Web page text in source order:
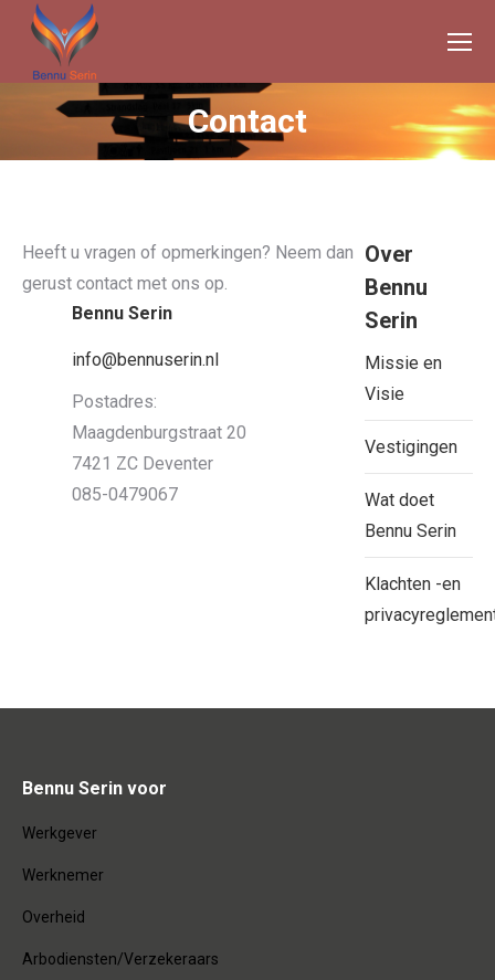
Contact
Je bent hier:
Heeft u vragen of opmerkingen? Neem dan
gerust contact met ons op.
Bennu Serin
info@bennuserin.nl
Postadres:
Maagdenburgstraat 20
7421 ZC Deventer
085-0479067
Over
Bennu
Serin
Missie en
Visie
Vestigingen
Wat doet
Bennu Serin
Klachten -en
Bennu Serin voor
Werkgever
Werknemer
Overheid
Arbodiensten/Verzekeraars